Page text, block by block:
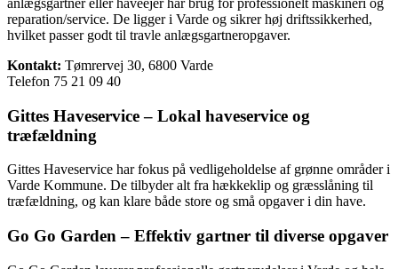
reparation/service. De ligger i Varde og sikrer høj driftssikkerhed,
hvilket passer godt til travle anlægsgartneropgaver.
Kontakt: Tømrervej 30, 6800 Varde
Telefon 75 21 09 40
Gittes Haveservice – Lokal haveservice og
træfældning
Gittes Haveservice har fokus på vedligeholdelse af grønne områder i
Varde Kommune. De tilbyder alt fra hækkeklip og græsslåning til
træfældning, og kan klare både store og små opgaver i din have.
Go Go Garden – Effektiv gartner til diverse opgaver